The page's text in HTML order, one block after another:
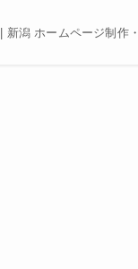
潟 ホームページ制作